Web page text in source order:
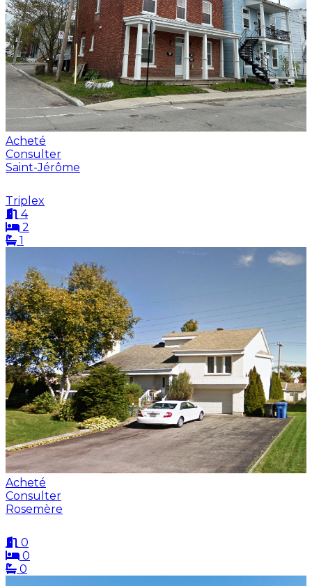
Acheté
Consulter
Saint-Jérôme
Triplex
4
2
1
Acheté
Consulter
Rosemère
0
0
0